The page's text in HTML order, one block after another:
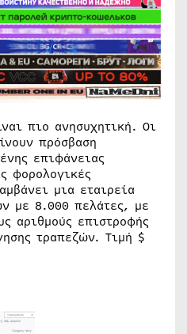
πιο ανησυχητική. Οι
πρόσβαση
επιφάνειας
φορολογικές
μια εταιρεία
με 8.000 πελάτες, με
αριθμούς επιστροφής
τραπεζών. Τιμή $